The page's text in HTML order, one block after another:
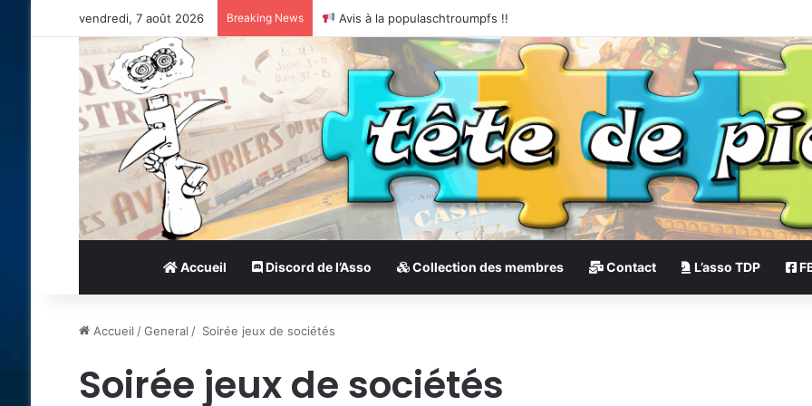
vendredi, 7 août 2026 Breaking News Avis à la populaschtroumpfs !!
Accueil Discord de l’Asso Collection des membres Contact L’asso TDP
Accueil /General / Soirée jeux de sociétés
Soirée jeux de sociétés